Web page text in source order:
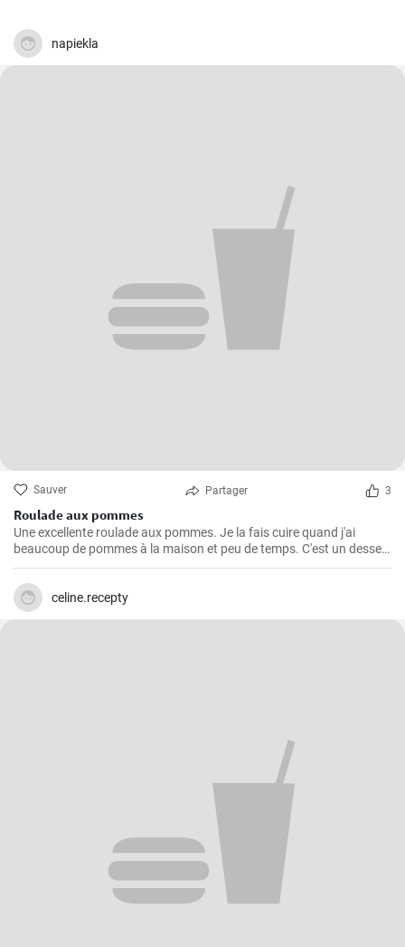
napiekla
Sauver Partager 3
Roulade aux pommes
Une excellente roulade aux pommes. Je la fais cuire quand j'ai
beaucoup de pommes à la maison et peu de temps. C'est un dessert
rapide et facile qui plait toujours.
celine.recepty